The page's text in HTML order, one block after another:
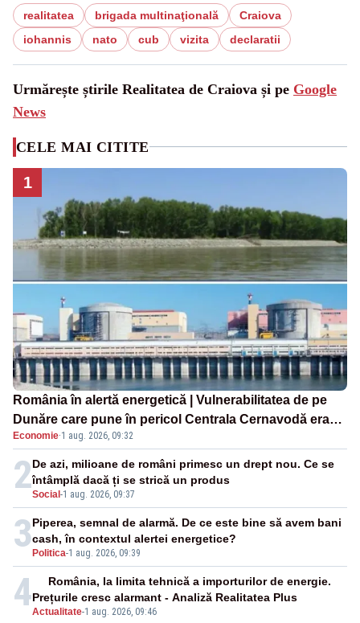
realitatea brigada multinaţională
Craiova
iohannis
nato cub vizita declaratii
Urmărește știrile Realitatea de Craiova și pe Google
News
CELE MAI CITITE
1
România în alertă energetică | Vulnerabilitatea de pe
Dunăre care pune în pericol Centrala Cernavodă era
cunoscută de pe vremea lui Ceaușescu
Economie·1 aug. 2026, 09:32
2Social -1 aug. 2026, 09:37
De azi, milioane de români primesc un drept nou. Ce se
întâmplă dacă ți se strică un produs
3 Politica-1 aug. 2026, 09:39
Piperea, semnal de alarmă. De ce este bine să avem bani
cash, în contextul alertei energetice?
4Actualitate-1 aug. 2026, 09:46
România, la limita tehnică a importurilor de energie.
Prețurile cresc alarmant - Analiză Realitatea Plus